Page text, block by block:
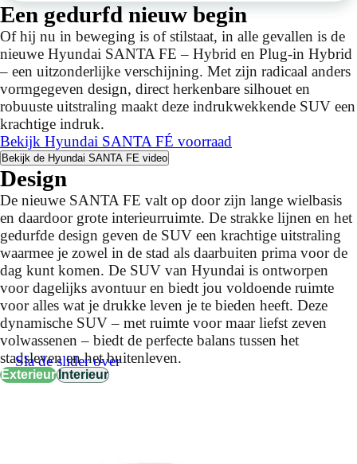
Een gedurfd nieuw begin
Of hij nu in beweging is of stilstaat, in alle gevallen is de
nieuwe Hyundai SANTA FE – Hybrid en Plug-in Hybrid
– een uitzonderlijke verschijning. Met zijn radicaal anders
vormgegeven design, direct herkenbare silhouet en
robuuste uitstraling maakt deze indrukwekkende SUV een
krachtige indruk.
Bekijk Hyundai SANTA FÉ voorraad
Bekijk de Hyundai SANTA FE video
Design
De nieuwe SANTA FE valt op door zijn lange wielbasis
en daardoor grote interieurruimte. De strakke lijnen en het
gedurfde design geven de SUV een krachtige uitstraling
waarmee je zowel in de stad als daarbuiten prima voor de
dag kunt komen. De SUV van Hyundai is ontworpen
voor dagelijks avontuur en biedt jou voldoende ruimte
voor alles wat je drukke leven je te bieden heeft. Deze
dynamische SUV – met ruimte voor maar liefst zeven
volwassenen – biedt de perfecte balans tussen het
stadsleven en het buitenleven.
ExterieurInterieur
Sla de slider over